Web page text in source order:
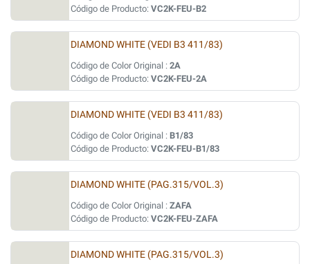
Código de Producto: VC2K-FEU-B2
DIAMOND WHITE (VEDI B3 411/83)
Código de Color Original : 2A
Código de Producto: VC2K-FEU-2A
DIAMOND WHITE (VEDI B3 411/83)
Código de Color Original : B1/83
Código de Producto: VC2K-FEU-B1/83
DIAMOND WHITE (PAG.315/VOL.3)
Código de Color Original : ZAFA
Código de Producto: VC2K-FEU-ZAFA
DIAMOND WHITE (PAG.315/VOL.3)